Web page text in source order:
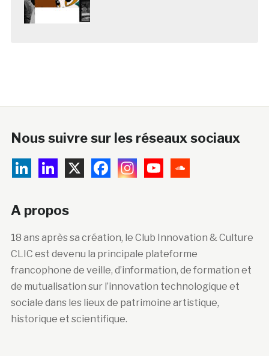
Nous suivre sur les réseaux sociaux
A propos
18 ans après sa création, le Club Innovation & Culture
CLIC est devenu la principale plateforme
francophone de veille, d’information, de formation et
de mutualisation sur l’innovation technologique et
sociale dans les lieux de patrimoine artistique,
historique et scientifique.